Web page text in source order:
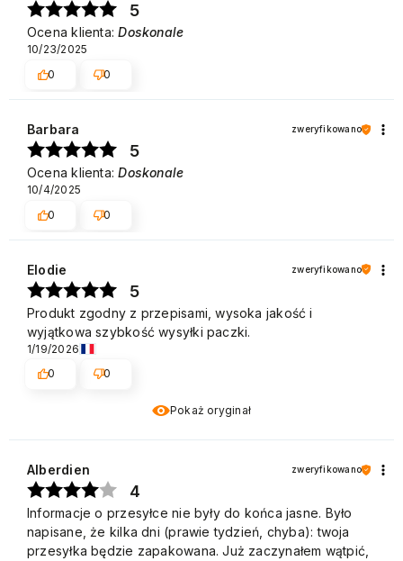
5
Ocena klienta:Doskonale
10/23/2025
0
0
Barbara zweryfikowano
5
Ocena klienta:Doskonale
10/4/2025
0
0
Pokaż oryginał
Elodie zweryfikowano
5
Produkt zgodny z przepisami, wysoka jakość i
wyjątkowa szybkość wysyłki paczki.
1/19/2026
0
0
Alberdien zweryfikowano
4
Informacje o przesyłce nie były do końca jasne. Było
napisane, że kilka dni (prawie tydzień, chyba): twoja
przesyłka będzie zapakowana. Już zaczynałem wątpić,